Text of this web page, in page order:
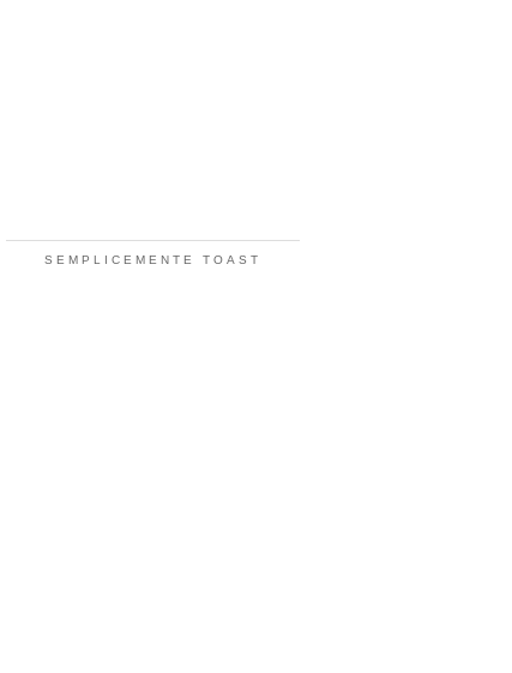
SEMPLICEMENTE TOAST